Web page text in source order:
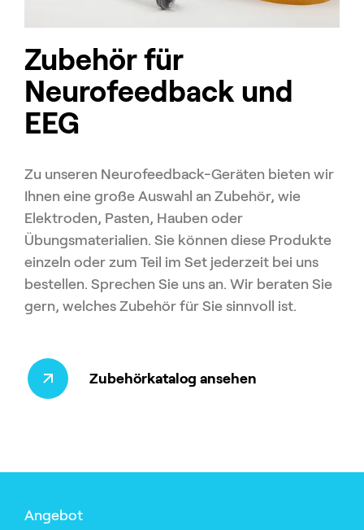
Zubehör für
Neurofeedback und
EEG
Zu unseren Neurofeedback-Geräten bieten wir
Ihnen eine große Auswahl an Zubehör, wie
Elektroden, Pasten, Hauben oder
Übungsmaterialien. Sie können diese Produkte
einzeln oder zum Teil im Set jederzeit bei uns
bestellen. Sprechen Sie uns an. Wir beraten Sie
gern, welches Zubehör für Sie sinnvoll ist.
Zubehörkatalog ansehen
Angebot